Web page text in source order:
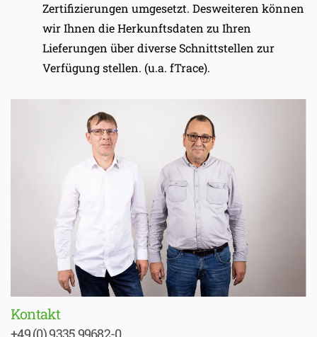
Zertifizierungen umgesetzt. Desweiteren können
wir Ihnen die Herkunftsdaten zu Ihren
Lieferungen über diverse Schnittstellen zur
Verfügung stellen. (u.a. fTrace).
Kontakt
+49 (0) 9335 99682-0